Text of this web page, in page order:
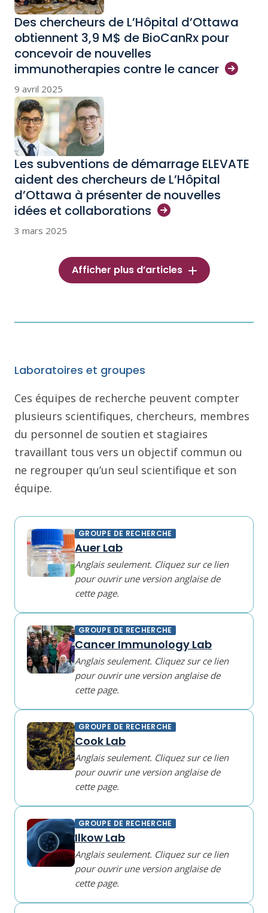
Des chercheurs de L’Hôpital d’Ottawa
obtiennent 3,9 M$ de BioCanRx pour
concevoir de nouvelles
immunotherapies contre le cancer
9 avril 2025
Les subventions de démarrage ELEVATE
aident des chercheurs de L’Hôpital
d’Ottawa à présenter de nouvelles
idées et collaborations
3 mars 2025
Afficher plus d’articles
Laboratoires et groupes
Ces équipes de recherche peuvent compter
plusieurs scientifiques, chercheurs, membres
du personnel de soutien et stagiaires
travaillant tous vers un objectif commun ou
ne regrouper qu’un seul scientifique et son
équipe.
GROUPE DE RECHERCHE
Auer Lab
Anglais seulement. Cliquez sur ce lien
pour ouvrir une version anglaise de
cette page.
GROUPE DE RECHERCHE
Cancer Immunology Lab
Anglais seulement. Cliquez sur ce lien
pour ouvrir une version anglaise de
cette page.
GROUPE DE RECHERCHE
Cook Lab
Anglais seulement. Cliquez sur ce lien
pour ouvrir une version anglaise de
cette page.
GROUPE DE RECHERCHE
Ilkow Lab
Anglais seulement. Cliquez sur ce lien
pour ouvrir une version anglaise de
cette page.